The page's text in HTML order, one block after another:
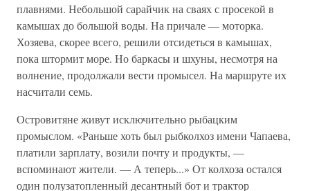
плавнями. Небольшой сарайчик на сваях с просекой в
камышах до большой воды. На причале — моторка.
Хозяева, скорее всего, решили отсидеться в камышах,
пока штормит море. Но баркасы и шхуны, несмотря на
волнение, продолжали вести промысел. На маршруте их
насчитали семь.
Островитяне живут исключительно рыбацким
промыслом. «Раньше хоть был рыбколхоз имени Чапаева,
платили зарплату, возили почту и продукты, —
вспоминают жители. — А теперь...» От колхоза остался
один полузатопленный десантный бот и трактор